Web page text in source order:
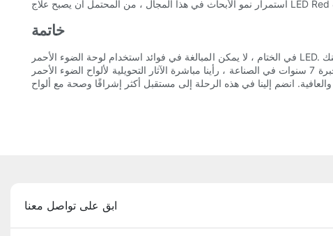
خاتمة
في الختام ، لا يمكن المبالغة في فوائد استخدام لوحة الضوء الأحمر LED. من تعزيز صحة الجلد والحد من الالتهاب إلى تحسين استرداد العضلات وتعزيز الرفاهية بشكل عام ، تكون مزايا دمج العلاج بالضوء الأحمر في روتينك
واضحة. كشركة تتمتع بخبرة 7 سنوات في الصناعة ، رأينا مباشرة الآثار التحويلية لألواح الضوء الأحمر LED على عملائنا. نحن ملتزمون بتوفير منتجات عالية الجودة تسخر قوة العلاج بالضوء الأحمر ، ونحن متحمسون لمواصلة
ابق على تواصل معنا